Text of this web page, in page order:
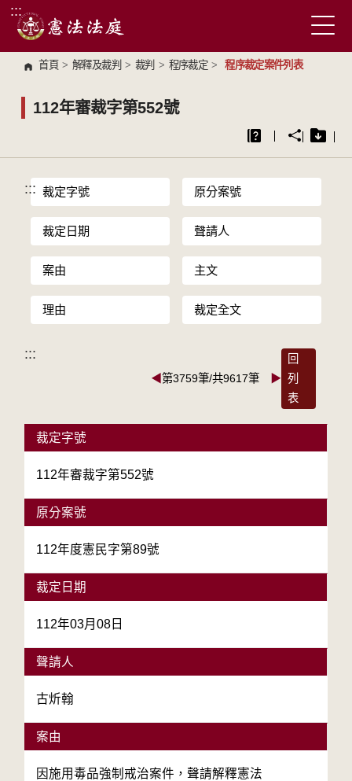
跳到主要內容區塊
:::
首頁 > 解釋及裁判 > 裁判 > 程序裁定 > 程序裁定案件列表
112年審裁字第552號
::: 裁定字號 原分案號
裁定日期 聲請人
案由 主文
理由 裁定全文
:::
◀第3759筆/共9617筆 ▶
回
列
表
裁定字號
112年審裁字第552號
原分案號
112年度憲民字第89號
裁定日期
112年03月08日
聲請人
古炘翰
案由
因施用毒品強制戒治案件，聲請解釋憲法